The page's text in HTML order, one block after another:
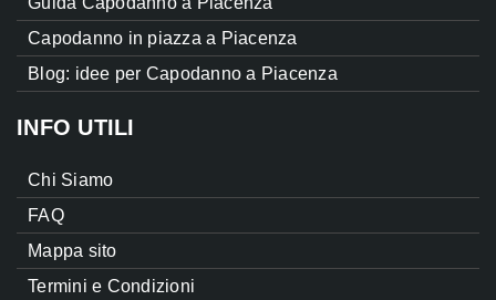
Capodanno in piazza a Piacenza
Blog: idee per Capodanno a Piacenza
INFO UTILI
Chi Siamo
FAQ
Mappa sito
Termini e Condizioni